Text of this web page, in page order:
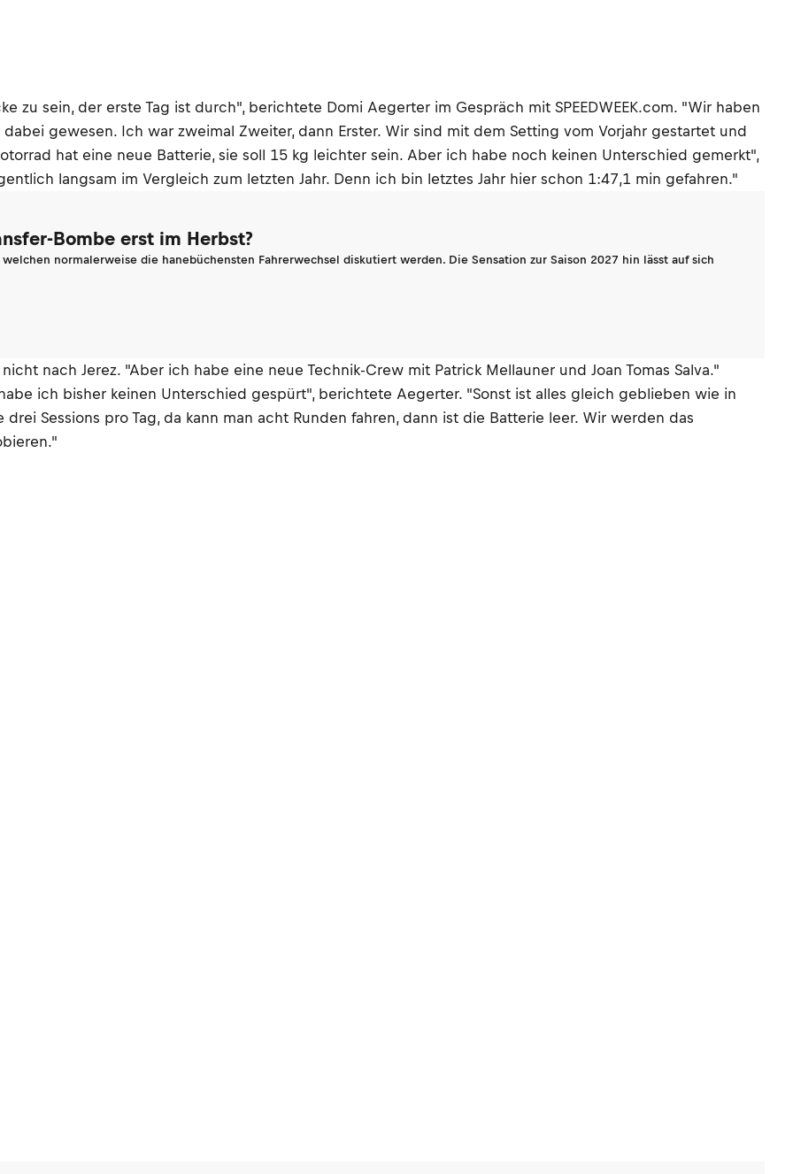
zu sein, der erste Tag ist durch", berichtete Domi Aegerter im Gespräch mit SPEEDWEEK.com. "Wir haben
gewesen. Ich war zweimal Zweiter, dann Erster. Wir sind mit dem Setting vom Vorjahr gestartet und
hat eine neue Batterie, sie soll 15 kg leichter sein. Aber ich habe noch keinen Unterschied gemerkt",
langsam im Vergleich zum letzten Jahr. Denn ich bin letztes Jahr hier schon 1:47,1 min gefahren."
Bombe erst im Herbst?
normalerweise die hanebüchensten Fahrerwechsel diskutiert werden. Die Sensation zur Saison 2027 hin lässt auf sich
nach Jerez. "Aber ich habe eine neue Technik-Crew mit Patrick Mellauner und Joan Tomas Salva."
ich bisher keinen Unterschied gespürt", berichtete Aegerter. "Sonst ist alles gleich geblieben wie in
Sessions pro Tag, da kann man acht Runden fahren, dann ist die Batterie leer. Wir werden das